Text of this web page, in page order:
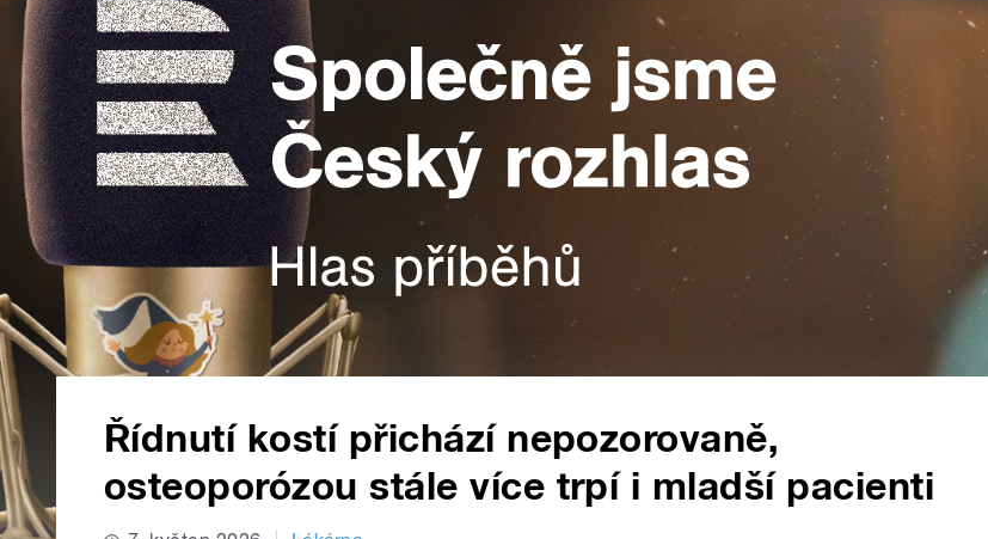
Řídnutí kostí přichází nepozorovaně,
osteoporózou stále více trpí i mladší pacienti